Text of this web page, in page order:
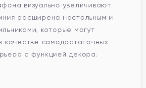
визуально увеличивают
расширена настольным и
которые могут
качестве самодостаточных
с функцией декора.